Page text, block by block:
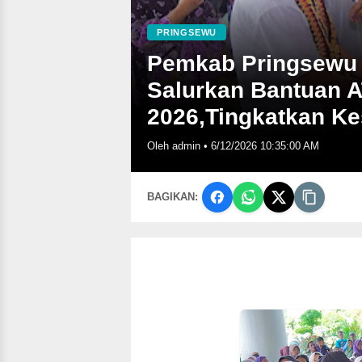
PRINGSEWU
Pemkab
Salurkan Bantuan
2026,Tingkatkan
Oleh admin • 6/12/2026 10:35:00 AM
BAGIKAN: